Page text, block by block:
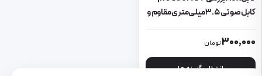
کابل صوتی ۳.۵ میلی‌متری مقاوم و
300,000تومان
انتخاب گزینه ها
این محصول دارای انواع مختلفی می باشد. گزینه ها ممکن است در